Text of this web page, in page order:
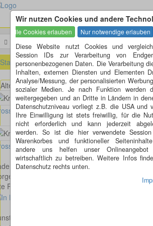
Wir nutzen Cookies und andere
Diese Website nutzt Cookies und
Session IDs zur Verarbeitung von
personenbezogenen Daten. Die Verarbeitung
Inhalten, externen Diensten und Elementen
Analyse/Messung, der personalisierten
sozialer Medien. Je nach Funktion werden
weitergegeben und an Dritte in Ländern in
Datenschutzniveau vorliegt z.B. die USA und
Ihre Einwilligung ist stets freiwillig, für die
nicht erforderlich und kann jederzeit
werden. So ist die hier verwendete
Warenkorbes und funktioneller
andere uns helfen unser
wirtschaftlich zu betreiben. Weitere Infos
Datenschutz rechts unten.
Startseite » Städte von A - Z mit Kreiselkunst »
Alte Poststraße - Kornstraße in Horgenzell
Bild anzeigen
Bild anzeigen
Württemberg
Poststraße - Kornstraße